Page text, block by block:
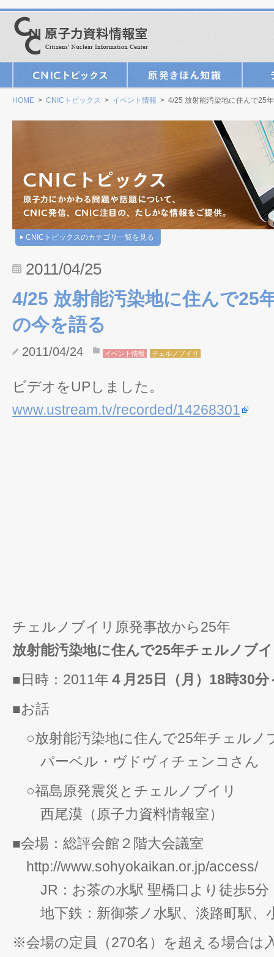
HOME > CNICトピックス > イベント情報 > 4/25 放射能汚染地に住んで25
CNICトピックスのカテゴリ一覧を見る
2011/04/25
4/25 放射能汚染地に住んで25
の今を語る
2011/04/24 イベント情報 チェルノブイリ
ビデオをUPしました。
www.ustream.tv/recorded/14268301
チェルノブイリ原発事故から25年
放射能汚染地に住んで25年チェルノブ
■日時：2011年 ４月25日（月）18時30分
■お話
○放射能汚染地に住んで25年チェルノ
パーベル・ヴドヴィチェンコさん
○福島原発震災とチェルノブイリ
西尾漠（原子力資料情報室）
■会場：総評会館２階大会議室
http://www.sohyokaikan.or.jp/access/
JR：お茶の水駅 聖橋口より徒歩5分
地下鉄：新御茶ノ水駅、淡路町駅、
※会場の定員（270名）を超える場合は